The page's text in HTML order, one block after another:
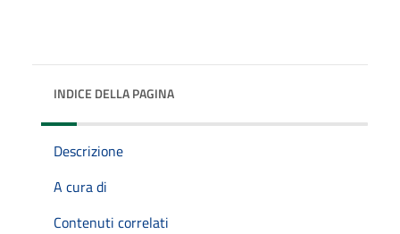
INDICE DELLA PAGINA
Descrizione
A cura di
Contenuti correlati